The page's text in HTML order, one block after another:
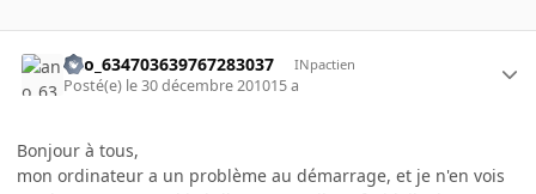
ano_634703639767283037 INpactien
Posté(e) le 30 décembre 201015 a
Bonjour à tous,
mon ordinateur a un problème au démarrage, et je n'en vois